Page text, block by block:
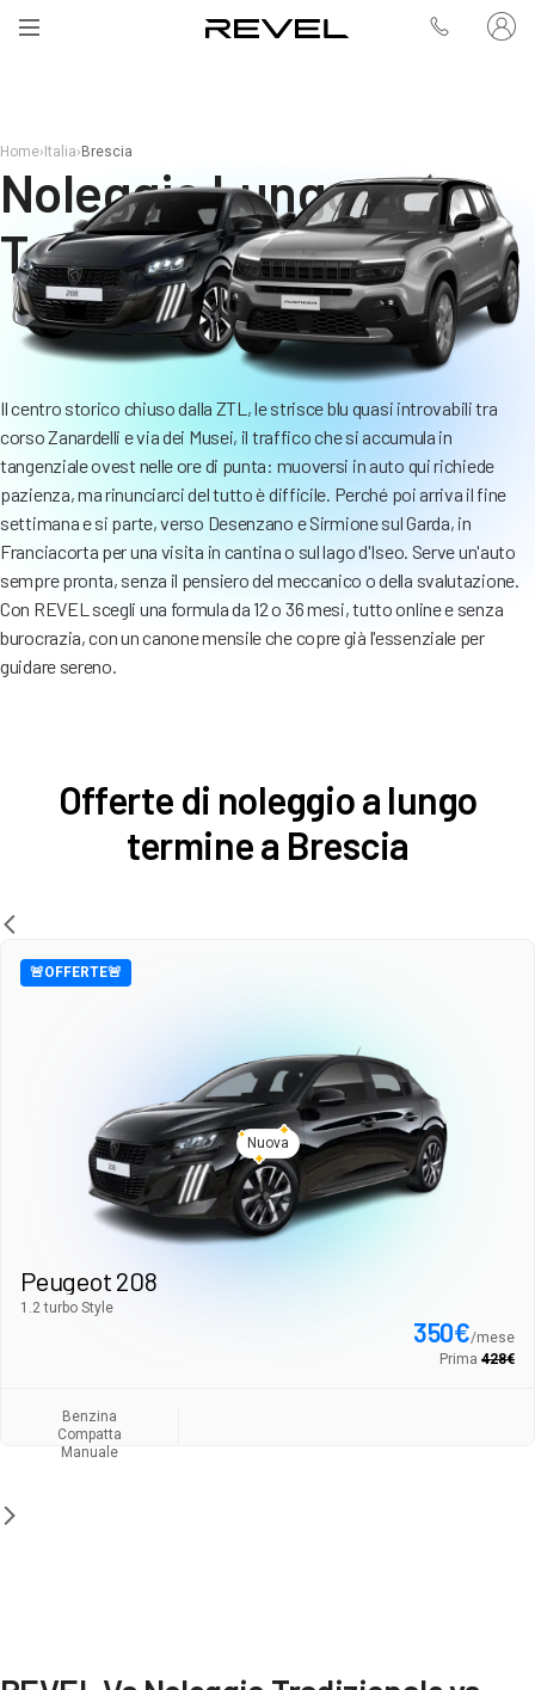
Home› Italia› Brescia
Noleggio Lungo
Termine Brescia
Il centro storico chiuso dalla ZTL, le strisce blu quasi introvabili tra
corso Zanardelli e via dei Musei, il traffico che si accumula in
tangenziale ovest nelle ore di punta: muoversi in auto qui richiede
pazienza, ma rinunciarci del tutto è difficile. Perché poi arriva il fine
settimana e si parte, verso Desenzano e Sirmione sul Garda, in
Franciacorta per una visita in cantina o sul lago d'Iseo. Serve un'auto
sempre pronta, senza il pensiero del meccanico o della svalutazione.
Con REVEL scegli una formula da 12 o 36 mesi, tutto online e senza
burocrazia, con un canone mensile che copre già l'essenziale per
guidare sereno.
Offerte di noleggio a lungo
termine a Brescia
🚨OFFERTE🚨
Nuova
Peugeot 208
1.2 turbo Style
350€/mese
Prima 428€
Benzina
Compatta
Manuale